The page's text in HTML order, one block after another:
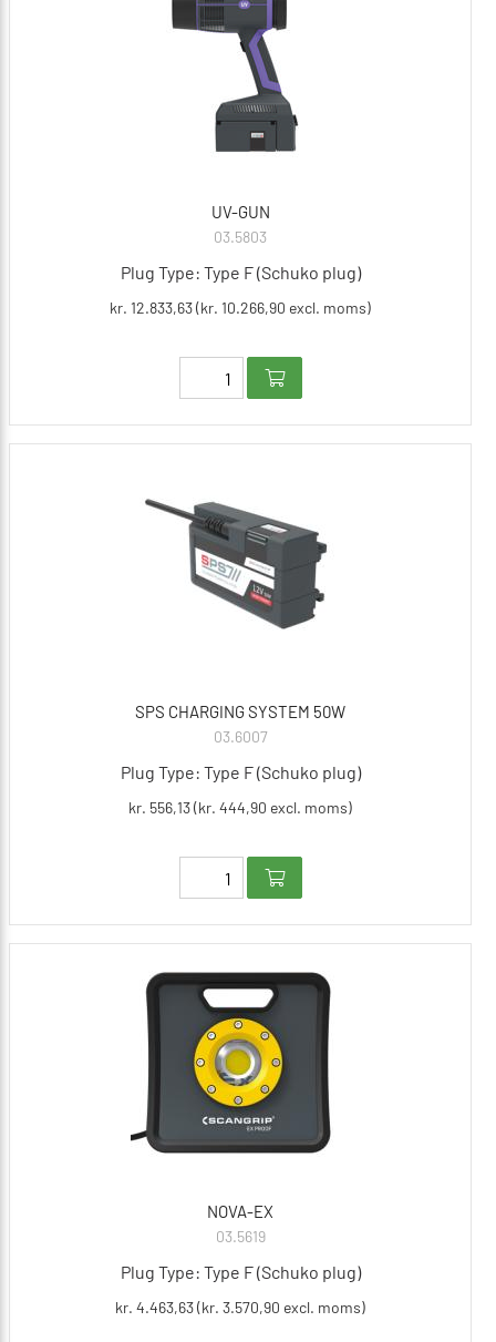
UV-GUN
03.5803
Plug Type: Type F (Schuko plug)
kr. 12.833,63 (kr. 10.266,90 excl. moms)
SPS CHARGING SYSTEM 50W
03.6007
Plug Type: Type F (Schuko plug)
kr. 556,13 (kr. 444,90 excl. moms)
NOVA-EX
03.5619
Plug Type: Type F (Schuko plug)
kr. 4.463,63 (kr. 3.570,90 excl. moms)